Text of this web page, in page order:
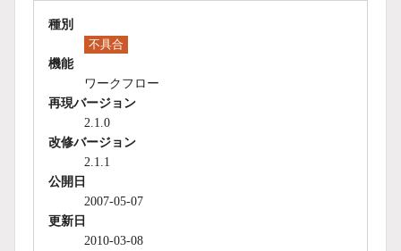
種別
不具合
機能
ワークフロー
再現バージョン
2.1.0
改修バージョン
2.1.1
公開日
2007-05-07
更新日
2010-03-08